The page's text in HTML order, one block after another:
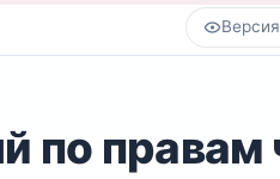
по правам